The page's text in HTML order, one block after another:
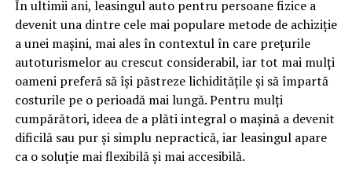
cuvinte tematice, scrise exact în limbajul în care se
caută.
Apoi vine partea de comportament. O pagină pe care
vizitatorii stau zece, cincisprezece minute ca să
urmărească replay-ul trimite un semnal greu de ignorat.
Google nu îți măsoară direct satisfacția, însă timpul
petrecut, scrollul și revenirile spun ceva despre cât de
util e materialul.
În ultimii ani, leasingul auto pentru persoane fizice a
devenit una dintre cele mai populare metode de achiziție
a unei mașini, mai ales în contextul în care prețurile
autoturismelor au crescut considerabil, iar tot mai mulți
oameni preferă să își păstreze lichiditățile și să împartă
costurile pe o perioadă mai lungă. Pentru mulți
cumpărători, ideea de a plăti integral o mașină a devenit
dificilă sau pur și simplu nepractică, iar leasingul apare
ca o soluție mai flexibilă și mai accesibilă.